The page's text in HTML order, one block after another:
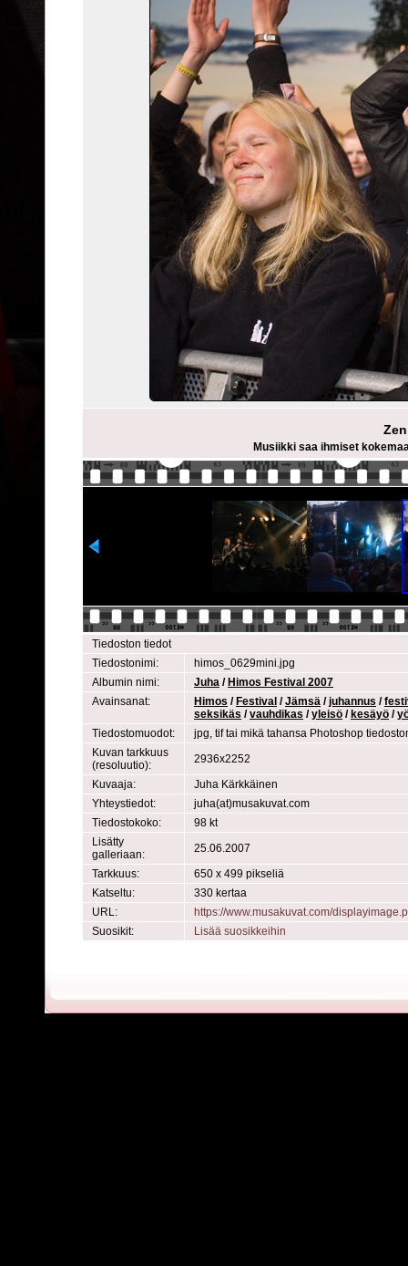
Musiikki saa ihmiset
Tiedoston tiedot
Tiedostonimi:
himos_0629mini.jpg
Albumin nimi:
Juha / Himos Festival 2007
Avainsanat:
Himos / Festival /Jämsä /juhannus /
seksikäs /vauhdikas /yleisö / kesäyö /
Tiedostomuodot:
jpg, tif tai mikä tahansa Photoshop
Kuvan tarkkuus
(resoluutio):
2936x2252
Kuvaaja:
Juha Kärkkäinen
Yhteystiedot:
juha(at)musakuvat.com
Tiedostokoko:
98 kt
Lisätty
galleriaan:
25.06.2007
Tarkkuus:
650 x 499 pikseliä
Katseltu:
330 kertaa
URL:
https://www.musakuvat.com/
Suosikit:
Lisää suosikkeihin